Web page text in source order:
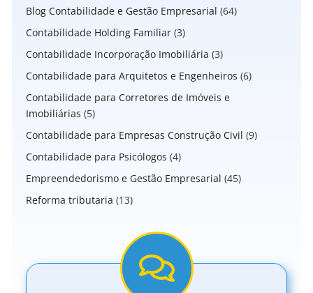
Blog Contabilidade e Gestão Empresarial (64)
Contabilidade Holding Familiar (3)
Contabilidade Incorporação Imobiliária (3)
Contabilidade para Arquitetos e Engenheiros (6)
Contabilidade para Corretores de Imóveis e
Imobiliárias (5)
Contabilidade para Empresas Construção Civil (9)
Contabilidade para Psicólogos (4)
Empreendedorismo e Gestão Empresarial (45)
Reforma tributaria (13)